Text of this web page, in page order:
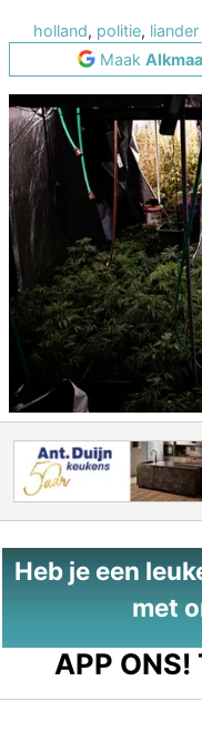
holland, politie, liander
Maak
Heb je een
met
APP ONS!